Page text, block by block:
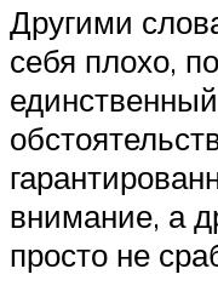
Другими
себя плохо,
внимание, а
просто не